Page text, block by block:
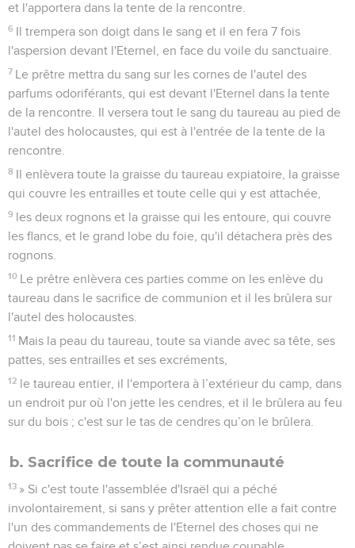
et l'apportera dans la tente de la rencontre.
6 Il trempera son doigt dans le sang et il en fera 7 fois
l'aspersion devant l'Eternel, en face du voile du sanctuaire.
7 Le prêtre mettra du sang sur les cornes de l'autel des
parfums odoriférants, qui est devant l'Eternel dans la tente
de la rencontre. Il versera tout le sang du taureau au pied de
l'autel des holocaustes, qui est à l'entrée de la tente de la
rencontre.
8 Il enlèvera toute la graisse du taureau expiatoire, la graisse
qui couvre les entrailles et toute celle qui y est attachée,
9 les deux rognons et la graisse qui les entoure, qui couvre
les flancs, et le grand lobe du foie, qu'il détachera près des
rognons.
10 Le prêtre enlèvera ces parties comme on les enlève du
taureau dans le sacrifice de communion et il les brûlera sur
l'autel des holocaustes.
11 Mais la peau du taureau, toute sa viande avec sa tête, ses
pattes, ses entrailles et ses excréments,
12 le taureau entier, il l'emportera à l’extérieur du camp, dans
un endroit pur où l'on jette les cendres, et il le brûlera au feu
sur du bois ; c'est sur le tas de cendres qu’on le brûlera.
b. Sacrifice de toute la communauté
13 » Si c'est toute l'assemblée d'Israël qui a péché
involontairement, si sans y prêter attention elle a fait contre
l'un des commandements de l'Eternel des choses qui ne